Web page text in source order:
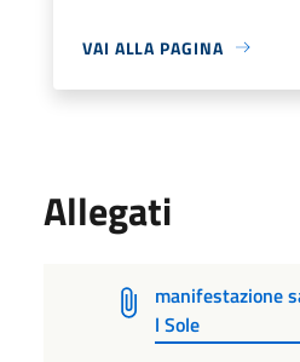
VAI ALLA PAGINA
Allegati
manifestazione
l Sole